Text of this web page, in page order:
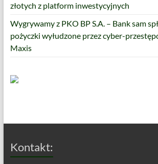
złotych z platform inwestycyjnych
Wygrywamy z PKO BP S.A. – Bank sam
pożyczki wyłudzone przez cyber-
Maxis
Kontakt: